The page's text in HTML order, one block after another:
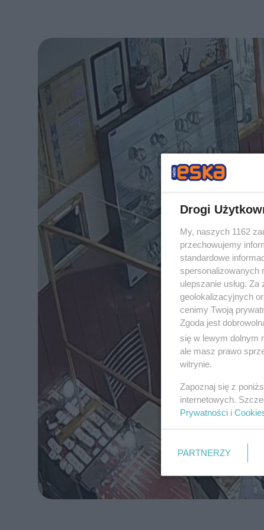
Drogi
My, naszych 1162
przechowujemy
standardowe
spersonalizowanych
ulepszanie usług.
geolokalizacyjnych
cenimy Twoją
Zgoda jest
się w lewym dolnym
ale masz prawo
witrynie.
Zapoznaj się z
internetowych.
Prywatności i
PARTNERZY